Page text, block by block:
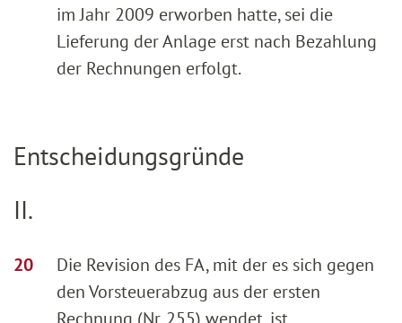
im Jahr 2009 erworben hatte, sei die
Lieferung der Anlage erst nach Bezahlung
der Rechnungen erfolgt.
Entscheidungsgründe
II.
Die Revision des FA, mit der es sich gegen
den Vorsteuerabzug aus der ersten